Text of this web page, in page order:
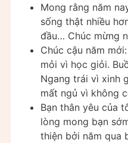
Mong rằng năm
sống thật nhiều
đầu… Chúc mừng
Chúc cậu năm
mỏi vì học giỏi.
Ngang trái vì xinh
mất ngủ vì không
Bạn thân yêu của
lòng mong bạn
thiện bởi năm qua